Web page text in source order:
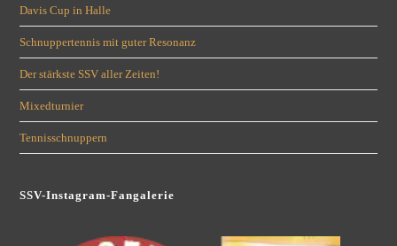
Davis Cup in Halle
Schnuppertennis mit guter Resonanz
Der stärkste SSV aller Zeiten!
Mixedturnier
Tennisschnuppern
SSV-Instagram-Fangalerie